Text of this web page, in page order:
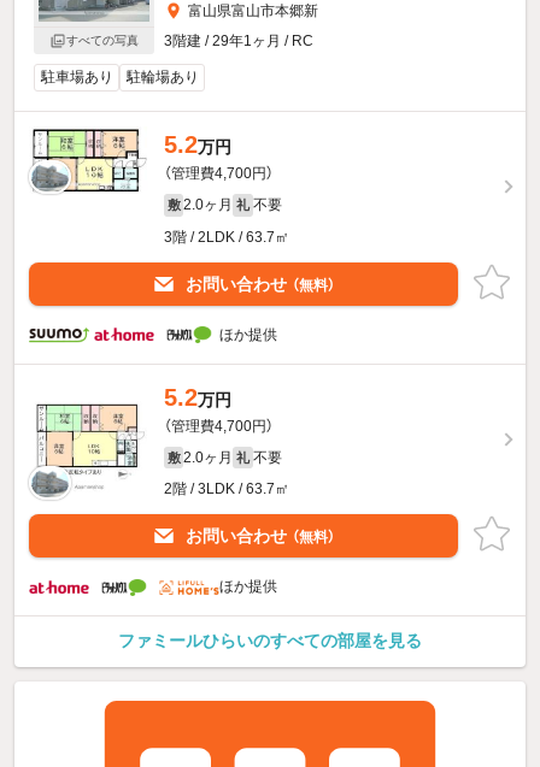
すべての写真
富山県富山市本郷新
3階建 / 29年1ヶ月 / RC
駐車場あり 駐輪場あり
5.2万円
（管理費4,700円）
敷 2.0ヶ月 礼 不要
3階 / 2LDK / 63.7㎡
お問い合わせ （無料）
ほか提供
5.2万円
（管理費4,700円）
敷 2.0ヶ月 礼 不要
2階 / 3LDK / 63.7㎡
お問い合わせ （無料）
ほか提供
ファミールひらいのすべての部屋を見る